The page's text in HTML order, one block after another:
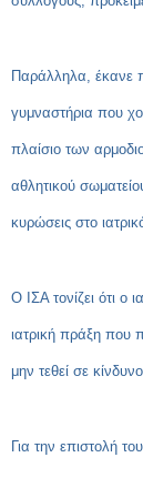
Παράλληλα, έκανε
γυμναστήρια που
πλαίσιο των
αθλητικού
κυρώσεις στο
Ο ΙΣΑ τονίζει ότι ο
ιατρική πράξη που
μην τεθεί σε
Για την επιστολή